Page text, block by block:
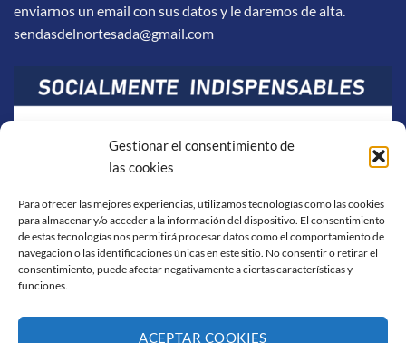
Gestionar el consentimiento de
las cookies
Para ofrecer las mejores experiencias, utilizamos tecnologías como las cookies
para almacenar y/o acceder a la información del dispositivo. El consentimiento
de estas tecnologías nos permitirá procesar datos como el comportamiento de
navegación o las identificaciones únicas en este sitio. No consentir o retirar el
consentimiento, puede afectar negativamente a ciertas características y
funciones.
ACEPTAR COOKIES
enviarnos un email con sus datos y le daremos de alta.
sendasdelnortesada@gmail.com